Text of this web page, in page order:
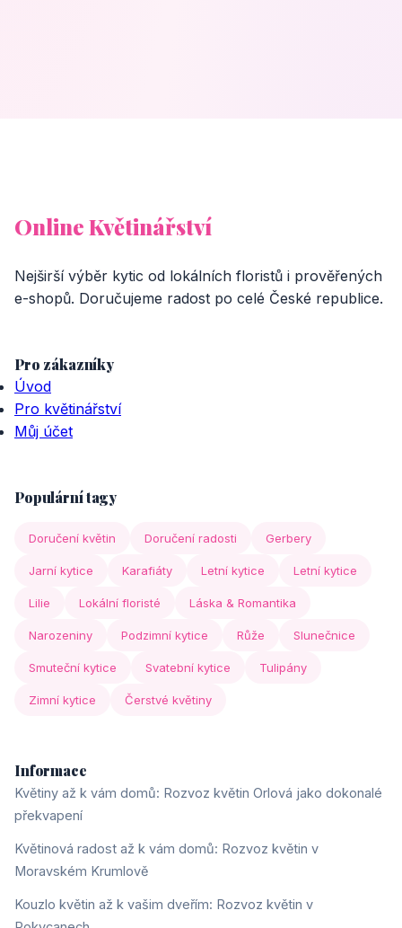
Online Květinářství
Nejširší výběr kytic od lokálních floristů i prověřených
e-shopů. Doručujeme radost po celé České republice.
Pro zákazníky
Úvod
Pro květinářství
Můj účet
Populární tagy
Doručení květin Doručení radosti Gerbery
Jarní kytice Karafiáty Letní kytice Letní kytice
Lilie Lokální floristé Láska & Romantika
Narozeniny Podzimní kytice Růže Slunečnice
Smuteční kytice Svatební kytice Tulipány
Zimní kytice Čerstvé květiny
Informace
Květiny až k vám domů: Rozvoz květin Orlová jako dokonalé
překvapení
Květinová radost až k vám domů: Rozvoz květin v
Moravském Krumlově
Kouzlo květin až k vašim dveřím: Rozvoz květin v